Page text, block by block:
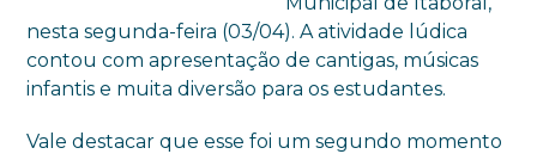
nesta segunda-feira (03/04). A atividade lúdica
contou com apresentação de cantigas, músicas
infantis e muita diversão para os estudantes.
Vale destacar que esse foi um segundo momento